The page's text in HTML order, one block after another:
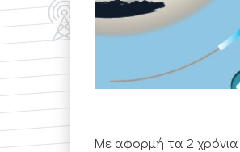
Με αφορμή τα 2